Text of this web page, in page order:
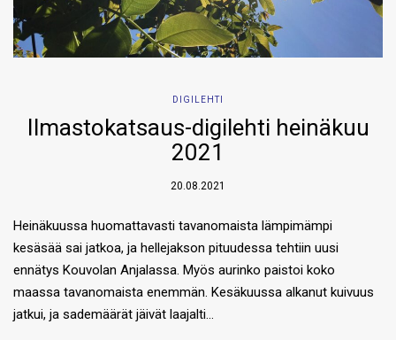
DIGILEHTI
Ilmastokatsaus-digilehti heinäkuu
2021
20.08.2021
Heinäkuussa huomattavasti tavanomaista lämpimämpi
kesäsää sai jatkoa, ja hellejakson pituudessa tehtiin uusi
ennätys Kouvolan Anjalassa. Myös aurinko paistoi koko
maassa tavanomaista enemmän. Kesäkuussa alkanut kuivuus
jatkui, ja sademäärät jäivät laajalti…